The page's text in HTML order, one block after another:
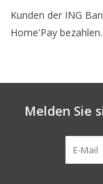
Kunden der ING
Home'Pay bezahlen.
Melden Sie